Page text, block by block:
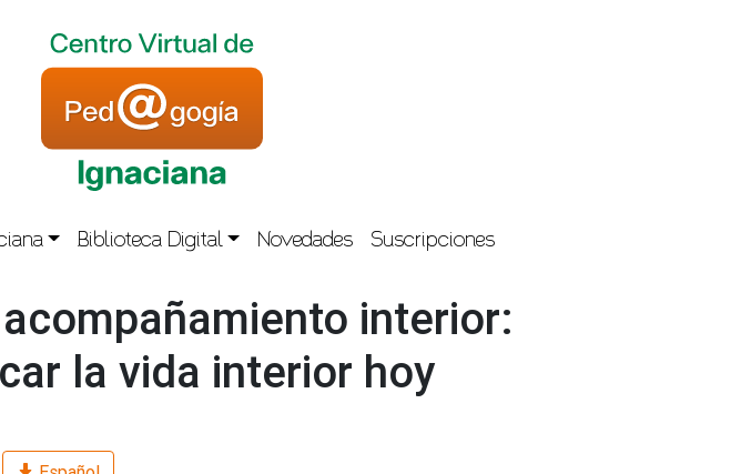
Biblioteca Digital Novedades Suscripciones
interior:
la vida interior hoy